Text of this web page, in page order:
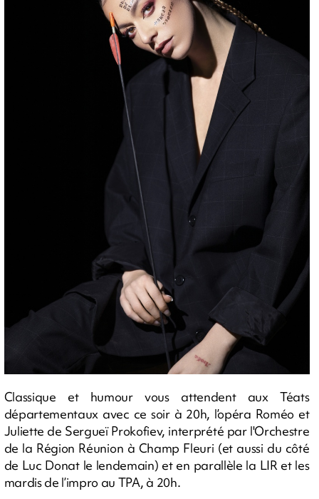
Classique et humour vous attendent aux Téats
départementaux avec ce soir à 20h, l’opéra Roméo et
Juliette de Sergueï Prokofiev, interprété par l'Orchestre
de la Région Réunion à Champ Fleuri (et aussi du côté
de Luc Donat le lendemain) et en parallèle la LIR et les
mardis de l’impro au TPA, à 20h.